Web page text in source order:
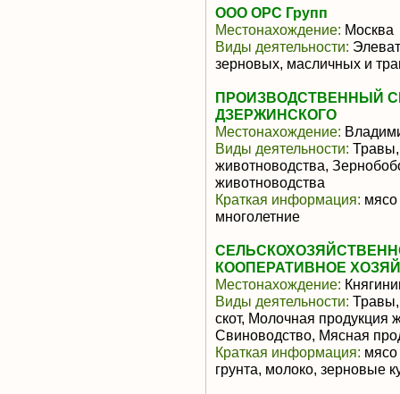
ООО ОРС Групп
Местонахождение: Москва
Виды деятельности:
зерновых, масличных и
ПРОИЗВОДСТВЕННЫЙ
ДЗЕРЖИНСКОГО
Местонахождение:
Виды деятельности: Травы,
животноводства,
животноводства
Краткая информация: мясо
многолетние
КООПЕРАТИВНОЕ
Местонахождение:
Виды деятельности:
скот, Молочная продукция
Свиноводство, Мясная
Краткая информация: мясо
грунта, молоко, зерновые